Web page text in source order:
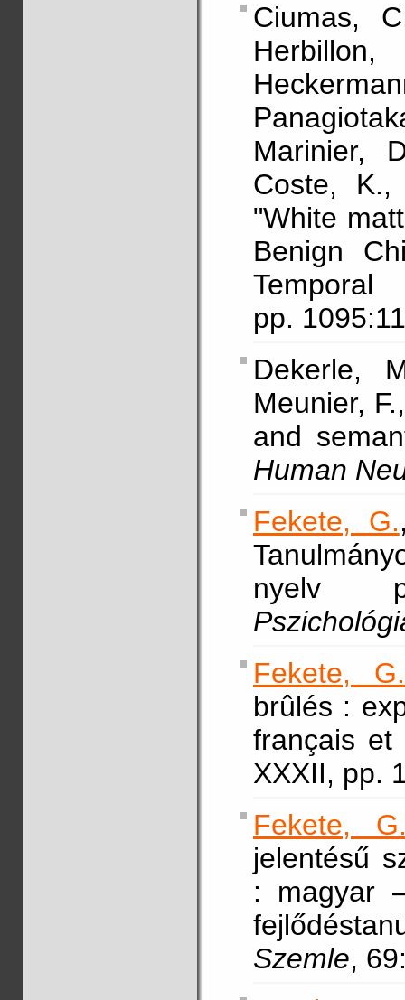
Ciumas,
Marinier,
Coste,
"White
Benign
pp.
Dekerle,
Meunier,
and
Human
Fekete, G.
nyelv
Fekete, G.
brûlés :
français
XXXII, pp.
Fekete,
jelentésű
: magyar
Szemle,